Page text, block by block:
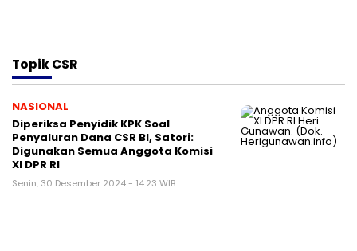
TopikCSR
NASIONAL
Diperiksa Penyidik KPK Soal
Penyaluran Dana CSR BI, Satori:
Digunakan Semua Anggota Komisi
XI DPR RI
Senin, 30 Desember 2024 - 14:23 WIB